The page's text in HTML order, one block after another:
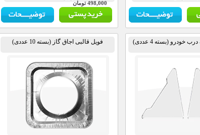
498,000 تومان
خودرو (بسته 4 عددی) فویل قالبی اجاق گاز (بسته 10 عددی)